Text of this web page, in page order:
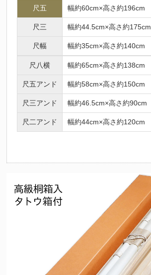
尺五 幅約60cm×高さ約196cm
尺三 幅約44.5cm×高さ約175cm
尺幅 幅約35cm×高さ約140cm
尺八横 幅約65cm×高さ約138cm
尺五アンド 幅約58cm×高さ約150cm
尺三アンド 幅約46.5cm×高さ約90cm
尺二アンド 幅約44cm×高さ約120cm